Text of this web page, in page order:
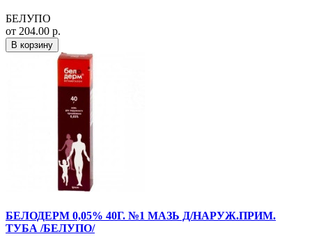
БЕЛУПО
от 204.00 р.
В корзину
БЕЛОДЕРМ 0,05% 40Г. №1 МАЗЬ Д/НАРУЖ.ПРИМ.
ТУБА /БЕЛУПО/